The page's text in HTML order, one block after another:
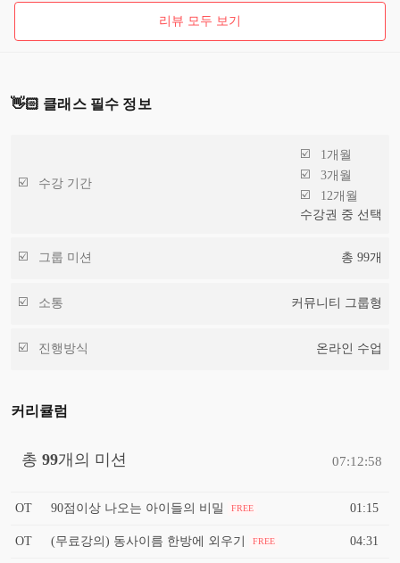
리뷰 모두 보기
👋🏻 클래스 필수 정보
수강 기간
1개월
3개월
12개월
수강권 중 선택
그룹 미션 총 99개
소통 커뮤니티 그룹형
진행방식 온라인 수업
커리큘럼
총 99개의 미션 07:12:58
OT 90점이상 나오는 아이들의 비밀 FREE 01:15
OT (무료강의) 동사이름 한방에 외우기 FREE 04:31